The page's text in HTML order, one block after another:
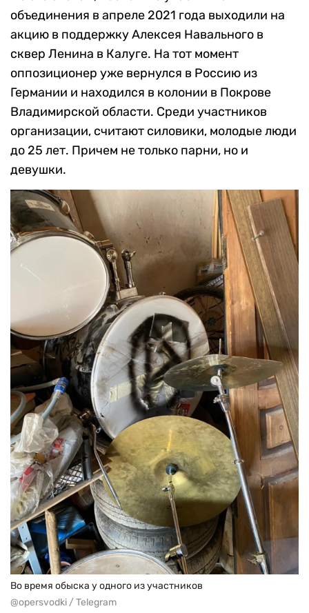
объединения в апреле 2021 года выходили на
акцию в поддержку Алексея Навального в
сквер Ленина в Калуге. На тот момент
оппозиционер уже вернулся в Россию из
Германии и находился в колонии в Покрове
Владимирской области. Среди участников
организации, считают силовики, молодые люди
до 25 лет. Причем не только парни, но и
девушки.
Во время обыска у одного из участников
@opersvodki / Telegram